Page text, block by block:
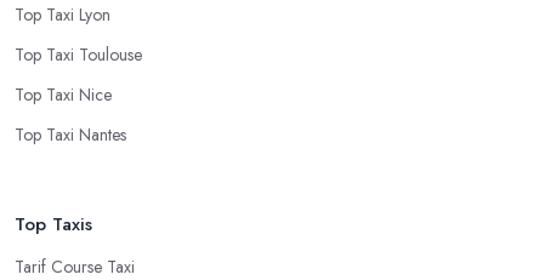
Top Taxi Lyon
Top Taxi Toulouse
Top Taxi Nice
Top Taxi Nantes
Top Taxis
Tarif Course Taxi